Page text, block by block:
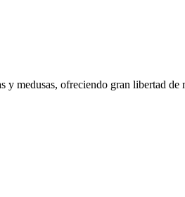
medusas, ofreciendo gran libertad